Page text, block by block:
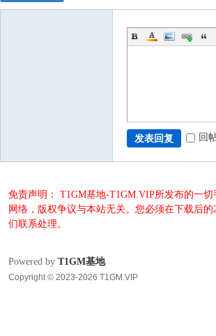
发表回复 回
免责声明： T1GM基地-T1GM.VIP所发布的一
网络，版权争议与本站无关。您必须在下载后
们联系处理。
Powered by T1GM基地
Copyright © 2023-2026 T1GM.VIP